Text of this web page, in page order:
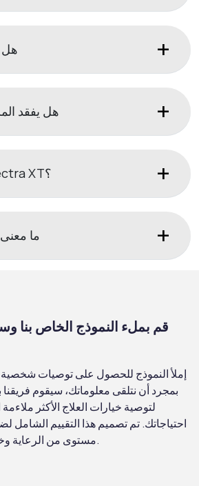
هل يفقد
ما دور تقنية 3D Vectra XT؟
ما
قم بملء النموذج الخاص بنا
إملأ النموذج للحصول على توصيات شخصية
بمجرد أن نتلقى معلوماتك، سيقوم فريقنا
لتوصية خيارات العلاج الأكثر
احتياجاتك. تم تصميم هذا التقييم
مستوى من الرعاية وخطة العلاج الأكثر فعالية.